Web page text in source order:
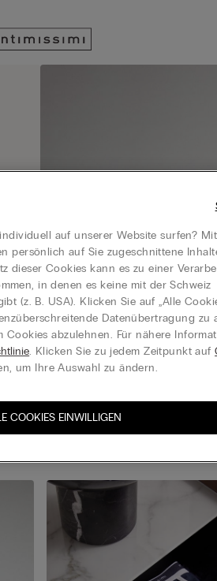
Ihre Favoriten
und profitieren Sie von unseren
auf unserer Website surfen?
persönlich auf Sie zugeschnittene
dieser Cookies kann es zu einer
in denen es keine mit der Schweiz
(z. B. USA). Klicken Sie auf „Alle
Datenübertragung zu
Cookies abzulehnen. Für nähere
. Klicken Sie zu jedem Zeitpunkt auf
um Ihre Auswahl zu ändern.
COOKIES EINWILLIGEN